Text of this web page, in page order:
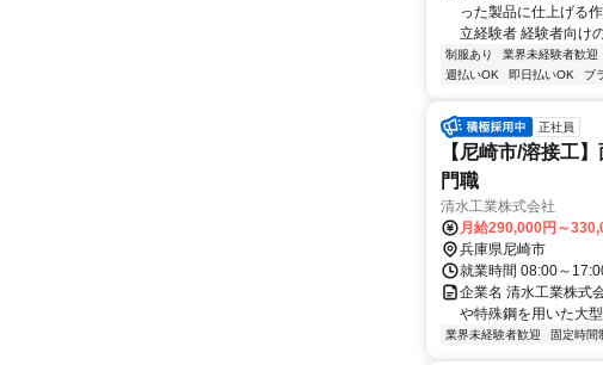
った製品に仕上げる
立経験者 経験者向け
制服あり 業界未経験者歓迎
週払いOK
即日払いOK ブ
正社員
【尼崎市/溶接工
門職
清水工業株式会社
月給290,000円～
兵庫県尼崎市
就業時間 08:00～
企業名 清水工業株式
や特殊鋼を用いた大
業界未経験者歓迎 固定時間